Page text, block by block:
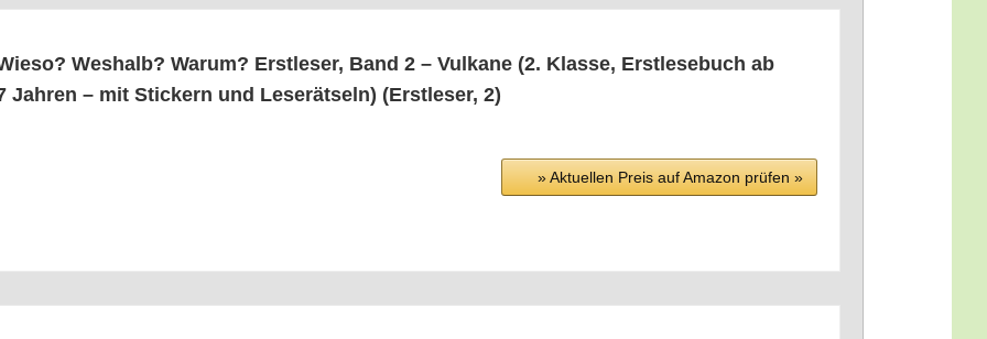
Wes­halb? War­um? Erst­le­ser, Band 2 – Vul­ka­ne (2. Klas­se, Erst­le­se­buch ab
Jah­ren – mit Sti­ckern und Lese­rät­seln) (Erst­le­ser, 2)
» Aktu­el­len Preis auf Ama­zon prü­fen »